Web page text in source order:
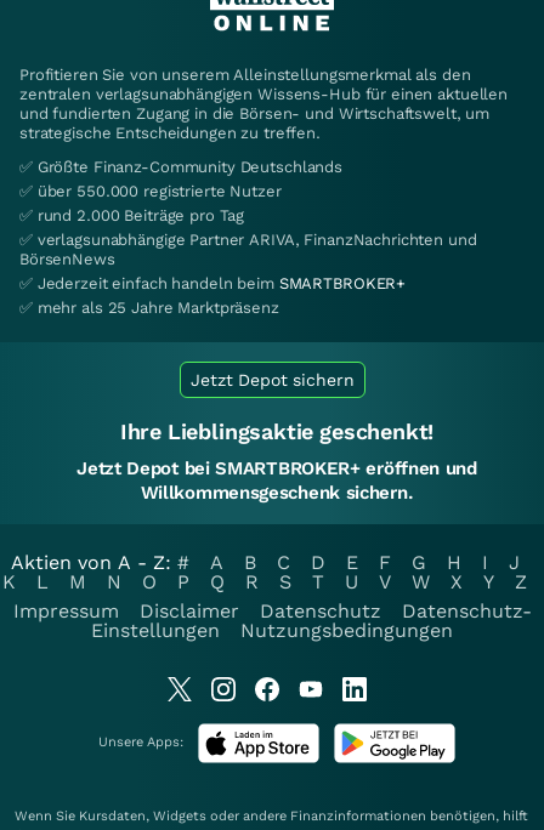
Profitieren Sie von unserem Alleinstellungsmerkmal als den
zentralen verlagsunabhängigen Wissens-Hub für einen aktuellen
und fundierten Zugang in die Börsen- und Wirtschaftswelt, um
strategische Entscheidungen zu treffen.
✅ Größte Finanz-Community Deutschlands
✅ über 550.000 registrierte Nutzer
✅ rund 2.000 Beiträge pro Tag
✅ verlagsunabhängige Partner ARIVA, FinanzNachrichten und
BörsenNews
✅ Jederzeit einfach handeln beim SMARTBROKER+
✅ mehr als 25 Jahre Marktpräsenz
Jetzt Depot sichern
Ihre Lieblingsaktie geschenkt!
Jetzt Depot bei SMARTBROKER+ eröffnen und
Willkommensgeschenk sichern.
Aktien von A - Z: # A B C D E F G H I
J
K
L M N O P Q R S T U V W X Y
Z
Impressum
Disclaimer Datenschutz
Datenschutz-
Einstellungen
Nutzungsbedingungen
Unsere Apps:
Wenn Sie Kursdaten, Widgets oder andere Finanzinformationen benötigen, hilft